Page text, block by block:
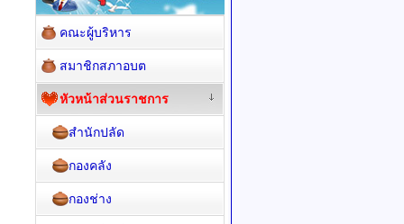
คณะผู้บริหาร
สมาชิกสภาอบต
หัวหน้าส่วนราชการ
สำนักปลัด
กองคลัง
กองช่าง